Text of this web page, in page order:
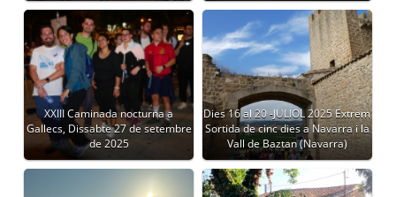
XXIII Caminada nocturna a
Gallecs, Dissabte 27 de setembre
de 2025
Dies 16 al 20 -JULIOL 2025 Extrem
Sortida de cinc dies a Navarra i la
Vall de Baztan (Navarra)